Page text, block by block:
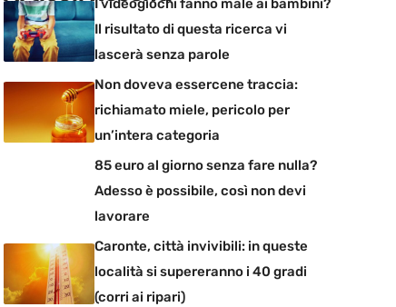
I videogiochi fanno male ai bambini?
Il risultato di questa ricerca vi
lascerà senza parole
Non doveva essercene traccia:
richiamato miele, pericolo per
un’intera categoria
85 euro al giorno senza fare nulla?
Adesso è possibile, così non devi
lavorare
Caronte, città invivibili: in queste
località si supereranno i 40 gradi
(corri ai ripari)